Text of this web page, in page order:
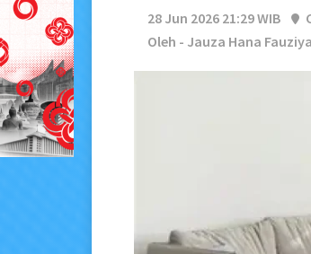
28 Jun 2026 21:29 WIB
Oleh - Jauza Hana